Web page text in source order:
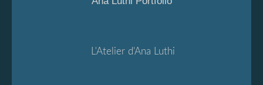
L'Atelier d'Ana Luthi